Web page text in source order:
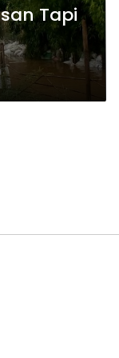
Tapi